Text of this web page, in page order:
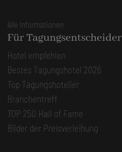
Alle Informationen
Für Tagungsentscheider
Hotel empfehlen
Bestes Tagungshotel 2026
Top Tagungshotelier
Branchentreff
TOP 250 Hall of Fame
Bilder der Preisverleihung